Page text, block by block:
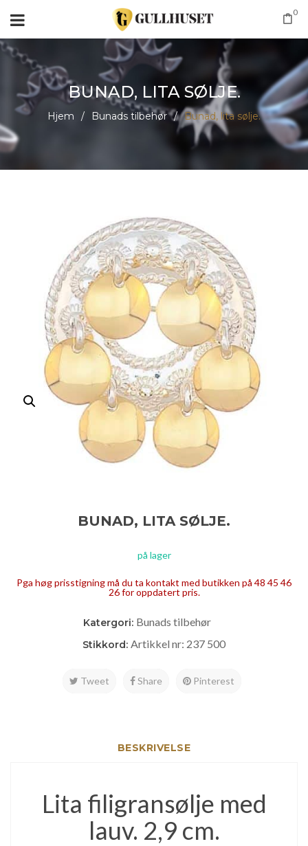
0
BUNAD, LITA SØLJE.
Hjem / Bunads tilbehør / Bunad, lita sølje.
BUNAD, LITA SØLJE.
på lager
Pga høg prisstigning må du ta kontakt med butikken på 48 45 46
26 for oppdatert pris.
Katergori: Bunads tilbehør
Stikkord: Artikkel nr: 237 500
Tweet Share Pinterest
BESKRIVELSE
Lita filigransølje med
lauv. 2,9 cm.